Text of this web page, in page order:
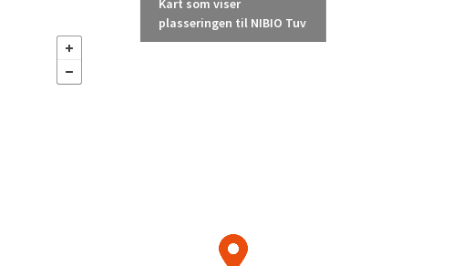
Kart som viser
plasseringen til NIBIO Tuv